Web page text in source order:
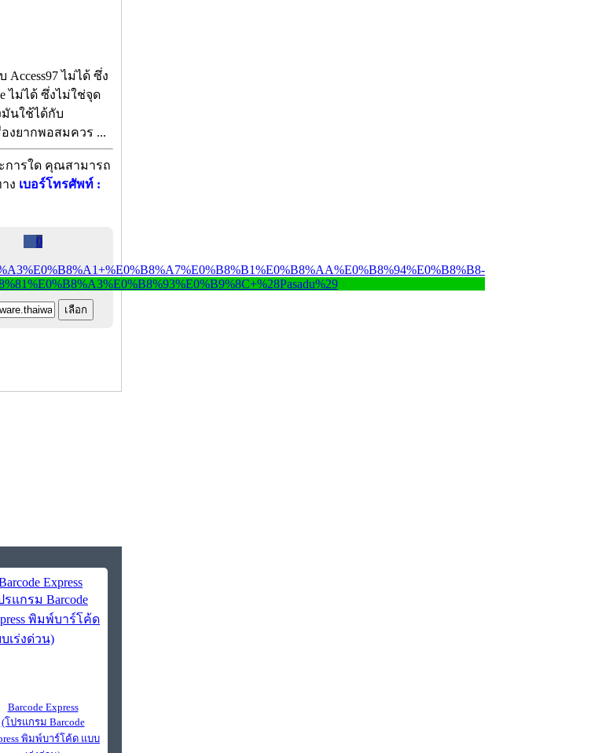
ไม่ได้ ซึ่ง
ไม่ได้ ซึ่งไม่ใช่จุด
มันใช้ได้กับ
องยากพอสมควร ...
การใด คุณสามารถ
ง เบอร์โทรศัพท์ :
0
Barcode Express
(โปรแกรม Barcode
พิมพ์บาร์โค้ด แบบ